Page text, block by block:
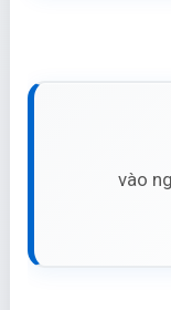
vào